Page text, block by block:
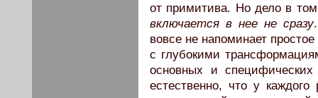
от примитива. Но дело в
включается в нее не сразу
вовсе не напоминает
с глубокими
основных и
естественно, что у